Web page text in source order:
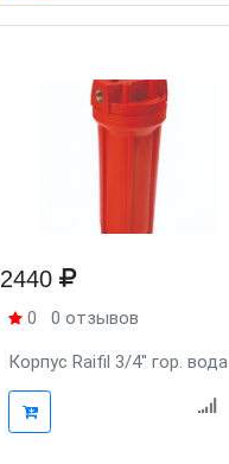
2440
0 0 отзывов
Корпус Raifil 3/4" гор. вода